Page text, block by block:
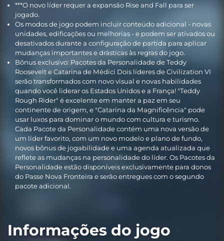
***O novo líder requer a expansão Rise and Fall para ser
jogado.
Os modos de jogo podem incluir conteúdo adicional - novas
unidades, edificações ou melhorias - e podem ser ativados ou
desativados durante a configuração de partida para aplicar
mudanças importantes e drásticas às regras do jogo.
Bônus exclusivo: Pacotes da Personalidade de Teddy
Roosevelt e Catarina de Médici Dois líderes de Civilization VI
serão transformados com novo visual e novas habilidades
quando você liderar os Estados Unidos e a França! "Teddy
Rough Rider" é excelente em manter a paz em seu
continente de origem, e "Catarina da Magnificência" pode
usar luxos para dominar o mundo com cultura e turismo.
Cada Pacote da Personalidade contém uma nova versão de
um líder favorito, com um novo modelo e plano de fundo,
novos bônus de jogabilidade e uma agenda atualizada que
reflete as mudanças na personalidade do líder. Os Pacotes da
Personalidade estão disponíveis exclusivamente para donos
do Passe Nova Fronteira e serão entregues com o segundo
pacote adicional.
Informações do jogo